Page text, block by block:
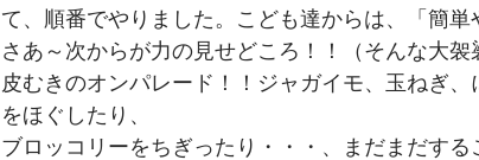
て、順番でやりました。こども達からは、「簡
さあ～次からが力の見せどころ！！（そんな大
皮むきのオンパレード！！ジャガイモ、玉ねぎ
をほぐしたり、
ブロッコリーをちぎったり・・・、まだまだする